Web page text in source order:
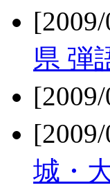
県 弾
城・